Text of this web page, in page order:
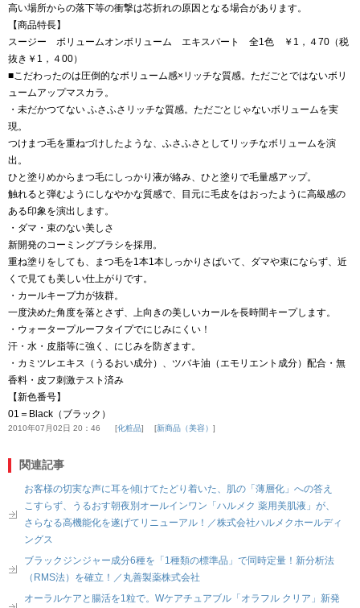
高い場所からの落下等の衝撃は芯折れの原因となる場合があります。
【商品特長】
スージー ボリュームオンボリューム エキスパート 全1色 ￥1，４70（税
抜き￥1，４00）
■こだわったのは圧倒的なボリューム感×リッチな質感。ただごとではないボリ
ュームアップマスカラ。
・未だかつてない ふさふさリッチな質感。ただごとじゃないボリュームを実
現。
つけまつ毛を重ねづけしたような、ふさふさとしてリッチなボリュームを演
出。
ひと塗りめからまつ毛にしっかり液が絡み、ひと塗りで毛量感アップ。
触れると弾むようにしなやかな質感で、目元に毛皮をはおったように高級感の
ある印象を演出します。
・ダマ・束のない美しさ
新開発のコーミングブラシを採用。
重ね塗りをしても、まつ毛を1本1本しっかりさばいて、ダマや束にならず、近
くで見ても美しい仕上がりです。
・カールキープ力が抜群。
一度決めた角度を落とさず、上向きの美しいカールを長時間キープします。
・ウォータープルーフタイプでにじみにくい！
汗・水・皮脂等に強く、にじみを防ぎます。
・カミツレエキス（うるおい成分）、ツバキ油（エモリエント成分）配合・無
香料・皮フ刺激テスト済み
【新色番号】
01＝Black（ブラック）
2010年07月02日 20：46 化粧品 新商品（美容）
関連記事
お客様の切実な声に耳を傾けてたどり着いた、肌の「薄層化」への答え
こすらず、うるおす朝夜別オールインワン「ハルメク 薬用美肌液」が、
さらなる高機能化を遂げてリニューアル！／株式会社ハルメクホールディ
ングス
ブラックジンジャー成分6種を「1種類の標準品」で同時定量！新分析法
（RMS法）を確立！／丸善製薬株式会社
オーラルケアと腸活を1粒で。Wケアチュアブル「オラフル クリア」新発